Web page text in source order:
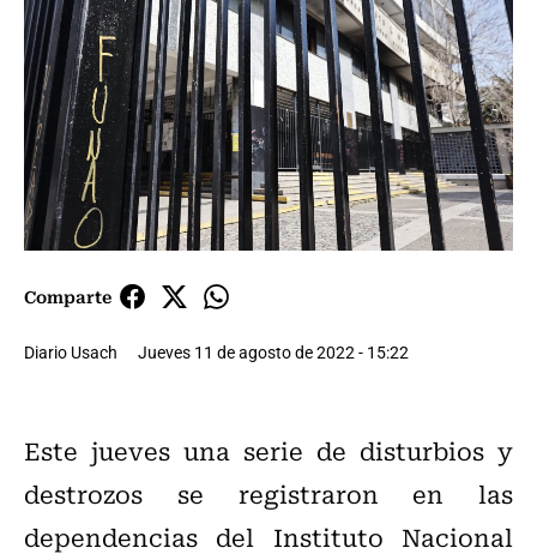
Comparte
Diario Usach Jueves 11 de agosto de 2022 - 15:22
Este jueves una serie de disturbios y
destrozos se registraron en las
dependencias del Instituto Nacional